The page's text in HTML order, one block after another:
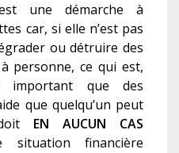
une démarche à
car, si elle n’est pas
ou détruire des
personne, ce qui est,
important que des
que quelqu’un peut
EN AUCUN CAS
situation financière